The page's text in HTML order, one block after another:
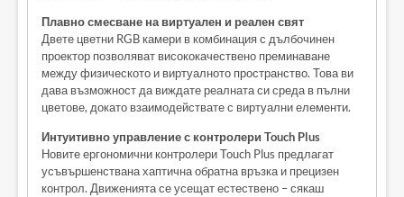
Плавно смесване на виртуален и реален свят
Двете цветни RGB камери в комбинация с дълбочинен
проектор позволяват висококачествено преминаване
между физическото и виртуалното пространство. Това ви
дава възможност да виждате реалната си среда в пълни
цветове, докато взаимодействате с виртуални елементи.
Интуитивно управление с контролери Touch Plus
Новите ергономични контролери Touch Plus предлагат
усъвършенствана хаптична обратна връзка и прецизен
контрол. Движенията се усещат естествено – сякаш